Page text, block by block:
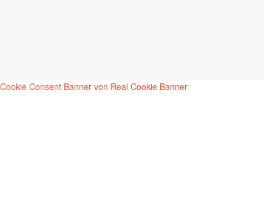
Cookie Consent Banner von Real Cookie Banner